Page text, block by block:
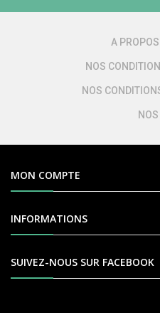
A
NOS
NOS
MON COMPTE
INFORMATIONS
SUIVEZ-NOUS SUR FACEBOOK